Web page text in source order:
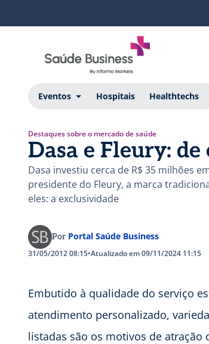
Eventos Hospitais Healthtechs
Destaques sobre o mercado de saúde
Dasa e Fleury:
Dasa investiu cerca de R$ 35 milhões
presidente do Fleury, a marca
eles: a exclusividade
Por Portal Saúde Business
31/05/2012 08:15•Atualizado em 09/11/2024 11:15
Embutido à qualidade do serviço
atendimento personalizado,
listadas são os motivos de